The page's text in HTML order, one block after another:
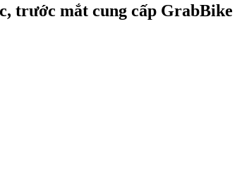
trước mắt cung cấp GrabBike